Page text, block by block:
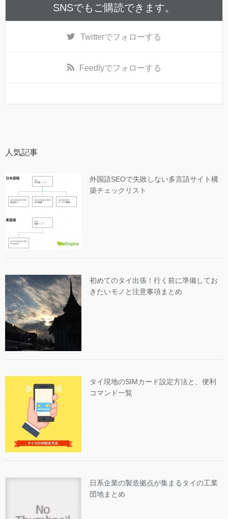
SNSでもご購読できます。
Twitterでフォローする
Feedlyでフォローする
人気記事
外国語SEOで失敗しない多言語サイト構
築チェックリスト
初めてのタイ出張！行く前に準備してお
きたいモノと注意事項まとめ
タイ現地のSIMカード設定方法と、便利
コマンド一覧
日系企業の製造拠点が集まるタイの工業
団地まとめ